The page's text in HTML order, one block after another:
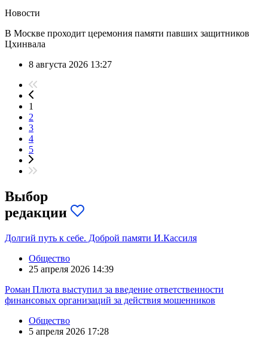
Новости
В Москве проходит церемония памяти павших защитников
Цхинвала
8 августа 2026 13:27
1
2
3
4
5
Выбор
редакции
Долгий путь к себе. Доброй памяти И.Кассиля
Общество
25 апреля 2026 14:39
Роман Плюта выступил за введение ответственности
финансовых организаций за действия мошенников
Общество
5 апреля 2026 17:28